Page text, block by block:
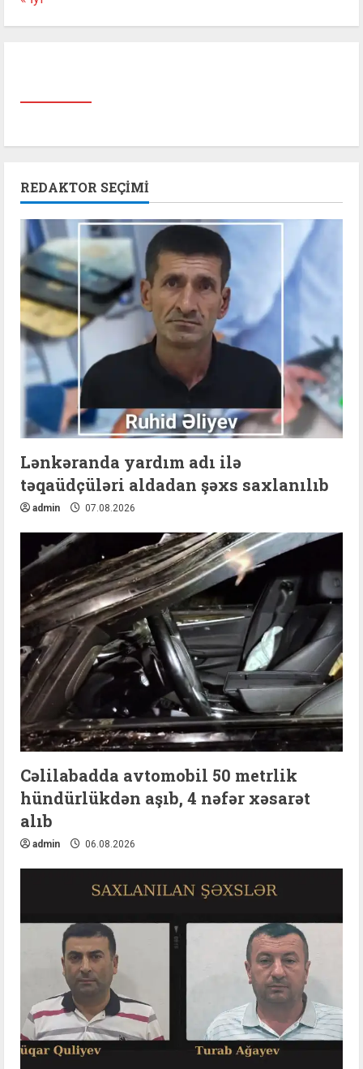
REDAKTOR SEÇIMI
Lənkəranda yardım adı ilə
təqaüdçüləri aldadan şəxs saxlanılıb
admin 07.08.2026
Cəlilabadda avtomobil 50 metrlik
hündürlükdən aşıb, 4 nəfər xəsarət
alıb
admin 06.08.2026